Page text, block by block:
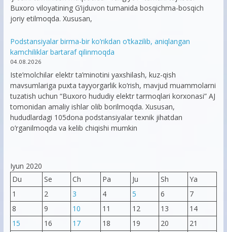
Buxoro viloyatining G‘ijduvon tumanida bosqichma-bosqich
joriy etilmoqda. Xususan,
Podstansiyalar birma-bir ko’rikdan o’tkazilib, aniqlangan
kamchiliklar bartaraf qilinmoqda
04.08.2026
Iste’molchilar elektr ta’minotini yaxshilash, kuz-qish
mavsumlariga puxta tayyorgarlik ko‘rish, mavjud muammolarni
tuzatish uchun “Buxoro hududiy elektr tarmoqlari korxonasi” AJ
tomonidan amaliy ishlar olib borilmoqda. Xususan,
hududlardagi 105dona podstansiyalar texnik jihatdan
o’rganilmoqda va kelib chiqishi mumkin
Iyun 2020
Du
Se Ch Pa Ju Sh
Ya
1
2 3 4 5 6
7
8
9 10 11 12 13
14
15
16 17 18 19 20
21